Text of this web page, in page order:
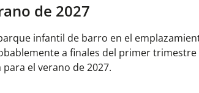
de 2027
infantil de barro en el
a finales del primer
el verano de 2027.